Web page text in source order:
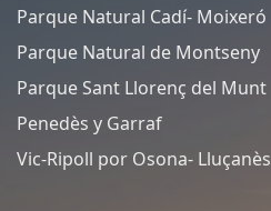
Parque Natural Cadí- Moixeró
Parque Natural de Montseny
Parque Sant Llorenç del Munt
Penedès y Garraf
Vic-Ripoll por Osona- Lluçanès